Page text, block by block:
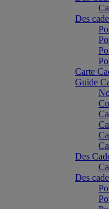
Des
Carte
Guide
Des
Des